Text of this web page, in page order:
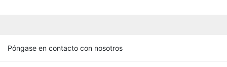
Póngase en contacto con nosotros